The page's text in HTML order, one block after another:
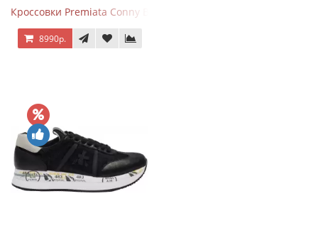
Кроссовки Premiata Conny Beige Pink
8990р.